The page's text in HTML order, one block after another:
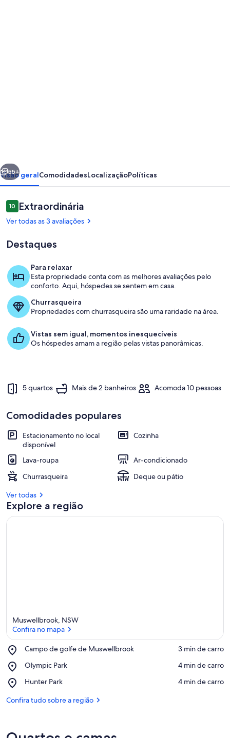
Teams
and
Families
Parte interna
Próximo
55+
Visão geralComodidadesLocalizaçãoPolíticas
Avaliações
1010 de 10
Extraordinária
Ver todas as 3 avaliações
Destaques
Para relaxar
Esta propriedade conta com as melhores avaliações pelo
conforto. Aqui, hóspedes se sentem em casa.
Churrasqueira
Propriedades com churrasqueira são uma raridade na área.
Vistas sem igual, momentos inesquecíveis
Os hóspedes amam a região pelas vistas panorâmicas.
5 quartos Mais de 2 banheiros Acomoda 10 pessoas
Comodidades populares
Estacionamento no local
disponível
Cozinha
Lava-roupa
Ar-condicionado
Churrasqueira
Deque ou pátio
Ver todas
Explore a região
Muswellbrook, NSW
Confira no mapa
Campo de golfe de Muswellbrook
Place,
de
de
‪3 min de carro‬
Olympic Park
Place,
Park
‪4 min de carro‬
Hunter Park
Place,
Park
‪4 min de carro‬
Confira tudo sobre a região